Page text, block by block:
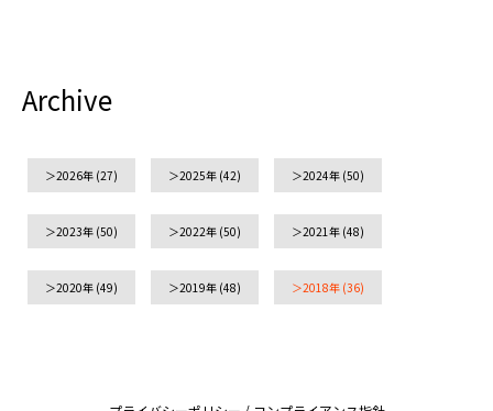
Archive
2026年 (27) 2025年 (42) 2024年 (50)
2023年 (50) 2022年 (50) 2021年 (48)
2020年 (49) 2019年 (48) 2018年 (36)